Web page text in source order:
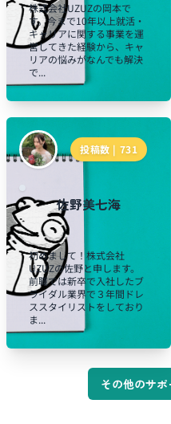
株式会社UZUZの岡本で
す。今まで10年以上就活・
キャリアに関する事業を運
営してきた経験から、キャ
リアの悩みがなんでも解決
で...
投稿数 | 731
佐野美七海
初めまして！株式会社
UZUZの佐野と申します。
前職では新卒で入社したブ
ライダル業界で３年間ドレ
ススタイリストをしており
ま...
その他のサ